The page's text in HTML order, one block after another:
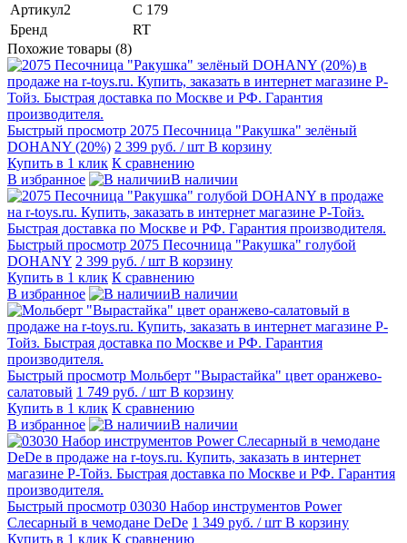
Артикул2
С 179
Бренд
RT
Похожие товары (8)
Быстрый просмотр 2075 Песочница "Ракушка" зелёный
DOHANY (20%) 2 399 руб. / шт В корзину
Купить в 1 клик К сравнению
В избранное
В наличии
Быстрый просмотр 2075 Песочница "Ракушка" голубой
DOHANY 2 399 руб. / шт В корзину
Купить в 1 клик К сравнению
В избранное
В наличии
Быстрый просмотр Мольберт "Вырастайка" цвет оранжево-
салатовый 1 749 руб. / шт В корзину
Купить в 1 клик К сравнению
В избранное
В наличии
Быстрый просмотр 03030 Набор инструментов Power
Слесарный в чемодане DeDe 1 349 руб. / шт В корзину
Купить в 1 клик К сравнению